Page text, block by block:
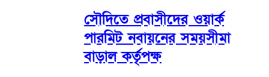
সৌদিতে প্রবাসীদের ওয়ার্ক
পারমিট নবায়নের সময়সীমা
বাড়াল কর্তৃপক্ষ